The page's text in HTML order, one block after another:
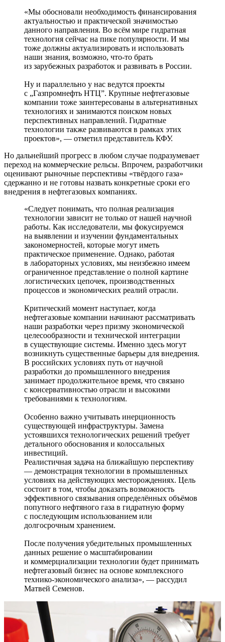
«Мы обосновали необходимость финансирования
актуальностью и практической значимостью
данного направления. Во всём мире гидратная
технология сейчас на пике популярности. И мы
тоже должны актуализировать и использовать
наши знания, возможно, что‑то брать
из зарубежных разработок и развивать в России.
Ну и параллельно у нас ведутся проекты
с „Газпромнефть НТЦ”. Крупные нефтегазовые
компании тоже заинтересованы в альтернативных
технологиях и занимаются поиском новых
перспективных направлений. Гидратные
технологии также развиваются в рамках этих
проектов», ― отметил представитель КФУ.
Но дальнейший прогресс в любом случае подразумевает
переход на коммерческие рельсы. Впрочем, разработчики
оценивают рыночные перспективы «твёрдого газа»
сдержанно и не готовы назвать конкретные сроки его
внедрения в нефтегазовых компаниях.
«Следует понимать, что полная реализация
технологии зависит не только от нашей научной
работы. Как исследователи, мы фокусируемся
на выявлении и изучении фундаментальных
закономерностей, которые могут иметь
практическое применение. Однако, работая
в лабораторных условиях, мы неизбежно имеем
ограниченное представление о полной картине
логистических цепочек, производственных
процессов и экономических реалий отрасли.
Критический момент наступает, когда
нефтегазовые компании начинают рассматривать
наши разработки через призму экономической
целесообразности и технической интеграции
в существующие системы. Именно здесь могут
возникнуть существенные барьеры для внедрения.
В российских условиях путь от научной
разработки до промышленного внедрения
занимает продолжительное время, что связано
с консервативностью отрасли и высокими
требованиями к технологиям.
Особенно важно учитывать инерционность
существующей инфраструктуры. Замена
устоявшихся технологических решений требует
детального обоснования и колоссальных
инвестиций.
Реалистичная задача на ближайшую перспективу
— демонстрация технологии в промышленных
условиях на действующих месторождениях. Цель
состоит в том, чтобы доказать возможность
эффективного связывания определённых объёмов
попутного нефтяного газа в гидратную форму
с последующим использованием или
долгосрочным хранением.
После получения убедительных промышленных
данных решение о масштабировании
и коммерциализации технологии будет принимать
нефтегазовый бизнес на основе комплексного
технико-­экономического анализа», ― рассудил
Матвей Семенов.